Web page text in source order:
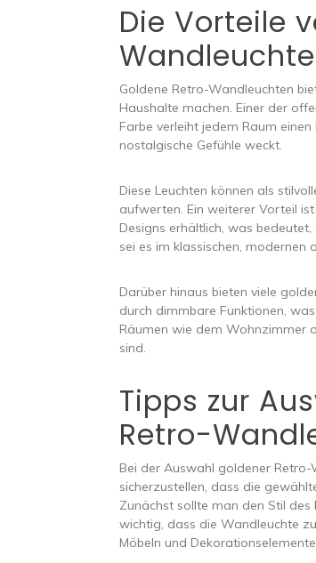
Die Vorteile
Goldene Retro-Wandleuchten
Haushalte machen. Einer der
Farbe verleiht jedem Raum
nostalgische Gefühle weckt.
Diese Leuchten können als
aufwerten. Ein weiterer Vorteil
Designs erhältlich, was
sei es im klassischen, modernen
Darüber hinaus bieten viele
durch dimmbare Funktionen,
Räumen wie dem Wohnzimmer
sind.
Tipps zur
Retro-
Bei der Auswahl goldener
sicherzustellen, dass die
Zunächst sollte man den Stil des
wichtig, dass die Wandleuchte
Möbeln und